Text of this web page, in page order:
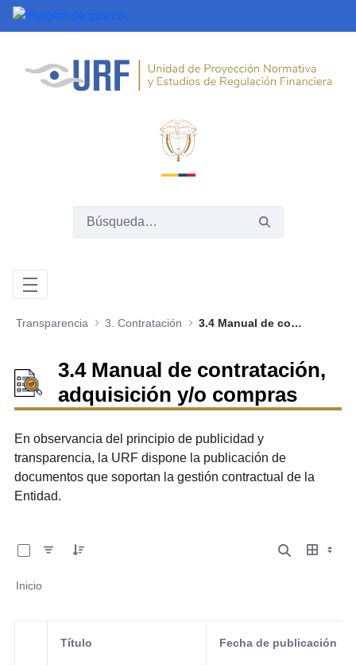
Saltar al contenido principal
Transparencia 3. Contratación 3.4 Manual de contratación, adquisición y/o compras
3.4 Manual de contratación,
adquisición y/o compras
En observancia del principio de publicidad y
transparencia, la URF dispone la publicación de
documentos que soportan la gestión contractual de la
Entidad.
Inicio
Selección del elemento
Título Fecha de publicación